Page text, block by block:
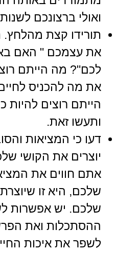
ואולי ברצונכם
תורידו קצת מהלחץ.
את עצמכם " האם
לכם"? מה הייתם
את מה להכניס
הייתם רוצים להיות
ותעשו זאת.
דעו כי המציאות
יוצרים את הקושי
אתם חווים את
שלכם, היא זו
שלכם. יש אפשרות
ההסתכלות ואת
לשפר את איכות